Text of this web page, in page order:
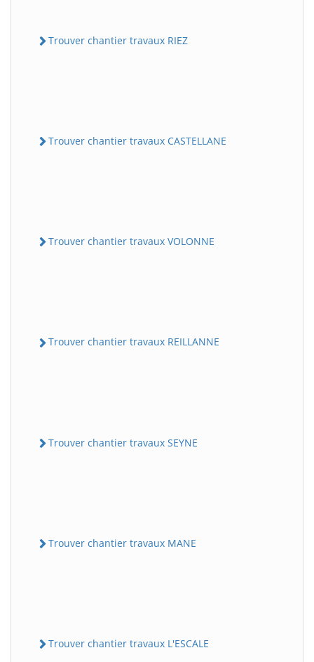
Trouver chantier travaux RIEZ
Trouver chantier travaux CASTELLANE
Trouver chantier travaux VOLONNE
Trouver chantier travaux REILLANNE
Trouver chantier travaux SEYNE
Trouver chantier travaux MANE
Trouver chantier travaux L'ESCALE